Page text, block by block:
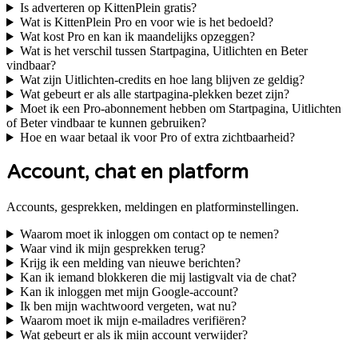
Is adverteren op KittenPlein gratis?
Wat is KittenPlein Pro en voor wie is het bedoeld?
Wat kost Pro en kan ik maandelijks opzeggen?
Wat is het verschil tussen Startpagina, Uitlichten en Beter
vindbaar?
Wat zijn Uitlichten-credits en hoe lang blijven ze geldig?
Wat gebeurt er als alle startpagina-plekken bezet zijn?
Moet ik een Pro-abonnement hebben om Startpagina, Uitlichten
of Beter vindbaar te kunnen gebruiken?
Hoe en waar betaal ik voor Pro of extra zichtbaarheid?
Account, chat en platform
Accounts, gesprekken, meldingen en platforminstellingen.
Waarom moet ik inloggen om contact op te nemen?
Waar vind ik mijn gesprekken terug?
Krijg ik een melding van nieuwe berichten?
Kan ik iemand blokkeren die mij lastigvalt via de chat?
Kan ik inloggen met mijn Google-account?
Ik ben mijn wachtwoord vergeten, wat nu?
Waarom moet ik mijn e-mailadres verifiëren?
Wat gebeurt er als ik mijn account verwijder?